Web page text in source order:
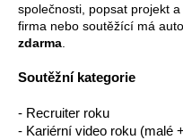
společnosti, popsat projekt
firma nebo soutěžící má
zdarma
Soutěžní kategorie
- Recruiter roku
- Kariérní video roku (malé